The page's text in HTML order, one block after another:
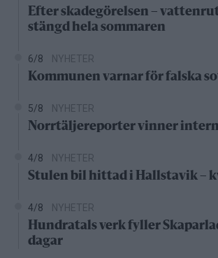
Efter skadegörelsen –
stängd hela sommaren
6/8 NYHETER
Kommunen varnar för falska
5/8 NYHETER
Norrtäljereporter vinner
4/8 NYHETER
Stulen bil hittad i Hallstavik –
4/8 NYHETER
Hundratals verk fyller
dagar